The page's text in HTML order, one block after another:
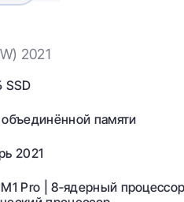
М1. И впервые мы
чипов больше ядер в
в чипе M1. А ещё мощная
2021
SSD
памяти
2021
Pro | 8‑ядерный